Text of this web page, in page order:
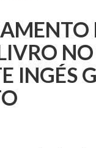
NO
INGÉS